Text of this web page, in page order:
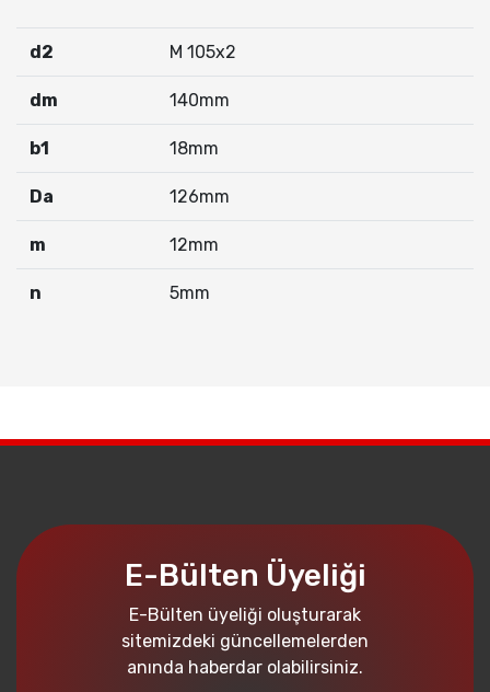
d2 M 105x2
dm 140mm
b1 18mm
Da 126mm
m 12mm
n 5mm
E-Bülten Üyeliği
E-Bülten üyeliği oluşturarak
sitemizdeki güncellemelerden
anında haberdar olabilirsiniz.